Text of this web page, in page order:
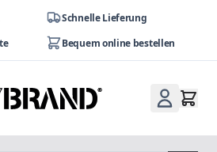
Schnelle Lieferung
Bequem online bestellen